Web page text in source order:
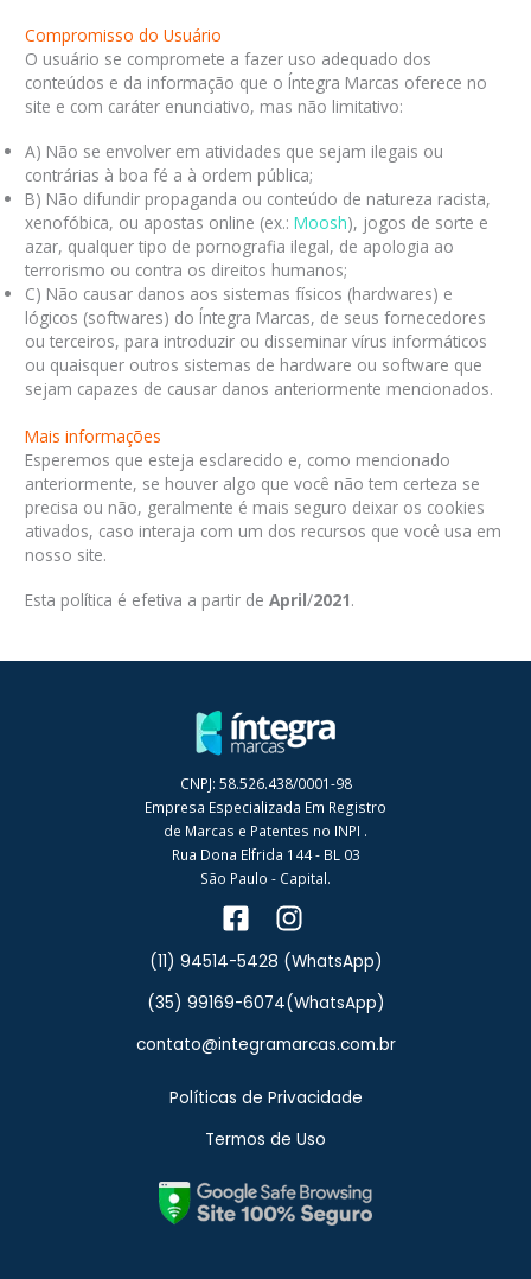
Compromisso do Usuário
O usuário se compromete a fazer uso adequado dos
conteúdos e da informação que o Íntegra Marcas oferece no
site e com caráter enunciativo, mas não limitativo:
A) Não se envolver em atividades que sejam ilegais ou
contrárias à boa fé a à ordem pública;
B) Não difundir propaganda ou conteúdo de natureza racista,
xenofóbica, ou apostas online (ex.: Moosh), jogos de sorte e
azar, qualquer tipo de pornografia ilegal, de apologia ao
terrorismo ou contra os direitos humanos;
C) Não causar danos aos sistemas físicos (hardwares) e
lógicos (softwares) do Íntegra Marcas, de seus fornecedores
ou terceiros, para introduzir ou disseminar vírus informáticos
ou quaisquer outros sistemas de hardware ou software que
sejam capazes de causar danos anteriormente mencionados.
Mais informações
Esperemos que esteja esclarecido e, como mencionado
anteriormente, se houver algo que você não tem certeza se
precisa ou não, geralmente é mais seguro deixar os cookies
ativados, caso interaja com um dos recursos que você usa em
nosso site.
Esta política é efetiva a partir deApril/2021.
CNPJ: 58.526.438/0001-98
Empresa Especializada Em Registro
de Marcas e Patentes no INPI .
Rua Dona Elfrida 144 - BL 03
São Paulo - Capital.
(11) 94514-5428 (WhatsApp)
(35) 99169-6074(WhatsApp)
contato@integramarcas.com.br
Políticas de Privacidade
Termos de Uso